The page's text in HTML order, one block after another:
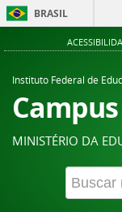
BRASIL
Instituto Federal de
MINISTÉRIO DA